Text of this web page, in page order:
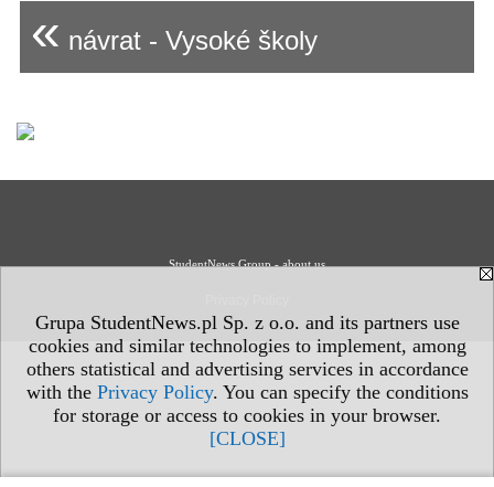
Grupa StudentNews.pl Sp. z o.o. and its partners use
cookies and similar technologies to implement, among
others statistical and advertising services in accordance
with the Privacy Policy. You can specify the conditions
for storage or access to cookies in your browser.
[CLOSE]
« návrat - Vysoké školy
StudentNews Group - about us